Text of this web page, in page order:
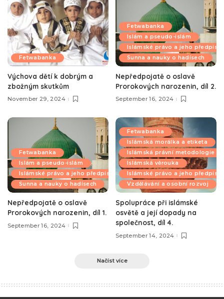
Fetwabanka
Výchova dětí k dobrým a
zbožným skutkům
November 29, 2024
Fetwabanka
Islám a pseudo-islám
Islámské právo a jeho předpisy
Sunna a nauky o hadísech
Nepředpojatě o oslavě
Prorokových narozenin, díl 2.
September 16, 2024
Fetwabanka
Islám a pseudo-islám
Islámské právo a jeho předpisy
Sunna a nauky o hadísech
Nepředpojatě o oslavě
Prorokových narozenin, díl 1.
September 16, 2024
Fetwabanka
Islámská morálka a etiketa
Islámská právní metodologie
Islámská věrouka
Islámské právo a jeho předpisy
Vzdělávání a osobní rozvoj
Spolupráce při islámské
osvětě a její dopady na
společnost, díl 4.
September 14, 2024
Načíst více